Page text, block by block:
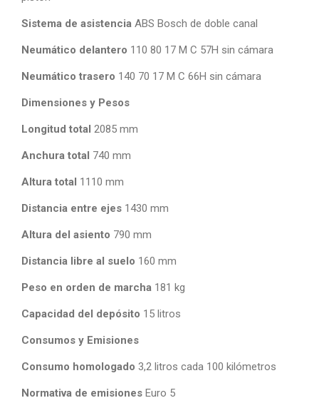
Sistema de asistencia ABS Bosch de doble canal
Neumático delantero 110 80 17 M C 57H sin cámara
Neumático trasero 140 70 17 M C 66H sin cámara
Dimensiones y Pesos
Longitud total 2085 mm
Anchura total 740 mm
Altura total 1110 mm
Distancia entre ejes 1430 mm
Altura del asiento 790 mm
Distancia libre al suelo 160 mm
Peso en orden de marcha 181 kg
Capacidad del depósito 15 litros
Consumos y Emisiones
Consumo homologado 3,2 litros cada 100 kilómetros
Normativa de emisiones Euro 5